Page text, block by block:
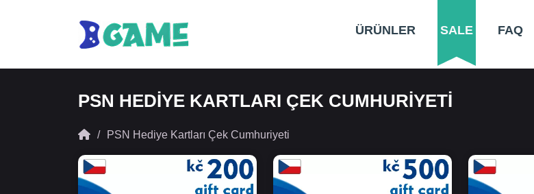
ÜRÜNLER SALE FAQ
PSN HEDIYE KARTLARI ÇEK CUMHURIYETI
PSN Hediye Kartları Çek Cumhuriyeti